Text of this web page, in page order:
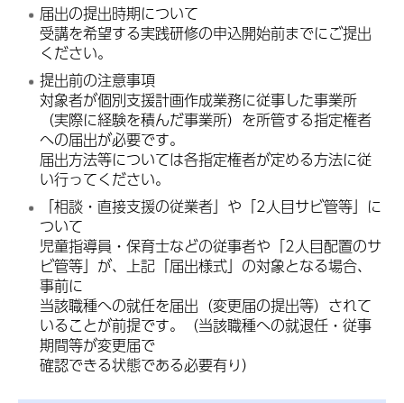
届出の提出時期について
受講を希望する実践研修の申込開始前までにご提出
ください。
提出前の注意事項
対象者が個別支援計画作成業務に従事した事業所
（実際に経験を積んだ事業所）を所管する指定権者
への届出が必要です。
届出方法等については各指定権者が定める方法に従
い行ってください。
「相談・直接支援の従業者」や「2人目サビ管等」に
ついて
児童指導員・保育士などの従事者や「2人目配置のサ
ビ管等」が、上記「届出様式」の対象となる場合、
事前に
当該職種への就任を届出（変更届の提出等）されて
いることが前提です。（当該職種への就退任・従事
期間等が変更届で
確認できる状態である必要有り）